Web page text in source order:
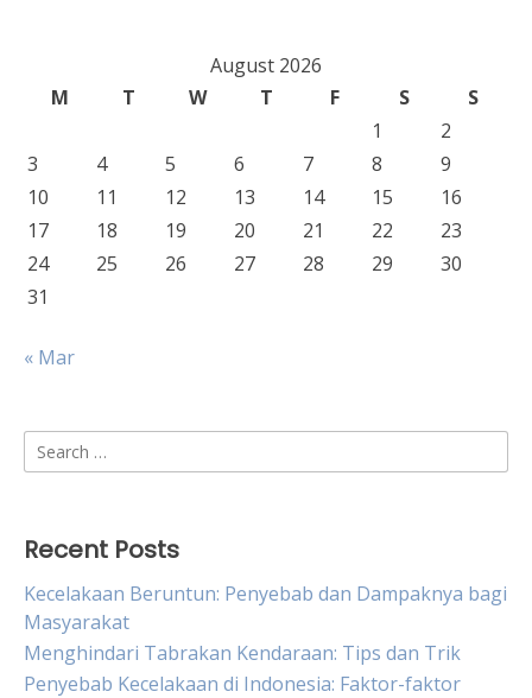
August 2026
M
T W T F S
S
1
2
3
4 5 6 7 8
9
10
11 12 13 14 15
16
17
18 19 20 21 22
23
24
25 26 27 28 29
30
31
« Mar
Search
for:
Recent Posts
Kecelakaan Beruntun: Penyebab dan Dampaknya bagi
Masyarakat
Menghindari Tabrakan Kendaraan: Tips dan Trik
Penyebab Kecelakaan di Indonesia: Faktor-faktor